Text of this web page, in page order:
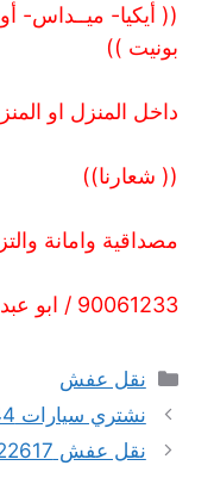
(( أيكيا- ميــداس-
بونيت ))
داخل المنزل او
(( شعارنا))
مصداقية وامانة
90061233 / ابو عبدالله
التصنيفات
نقل عفش
نشتري سيارات 66214144 بلكويت
نقل عفش 66522617 الاحمدي بلكويت